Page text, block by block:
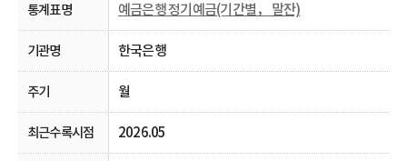
예금은행 정기예금(기간별， 말잔)
한국은행
월
2026.05